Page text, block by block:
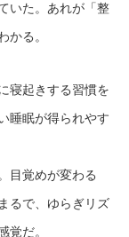
いた。あれが「整
かる。
寝起きする習慣を
睡眠が得られやす
目覚めが変わる
るで、ゆらぎリズ
覚だ。